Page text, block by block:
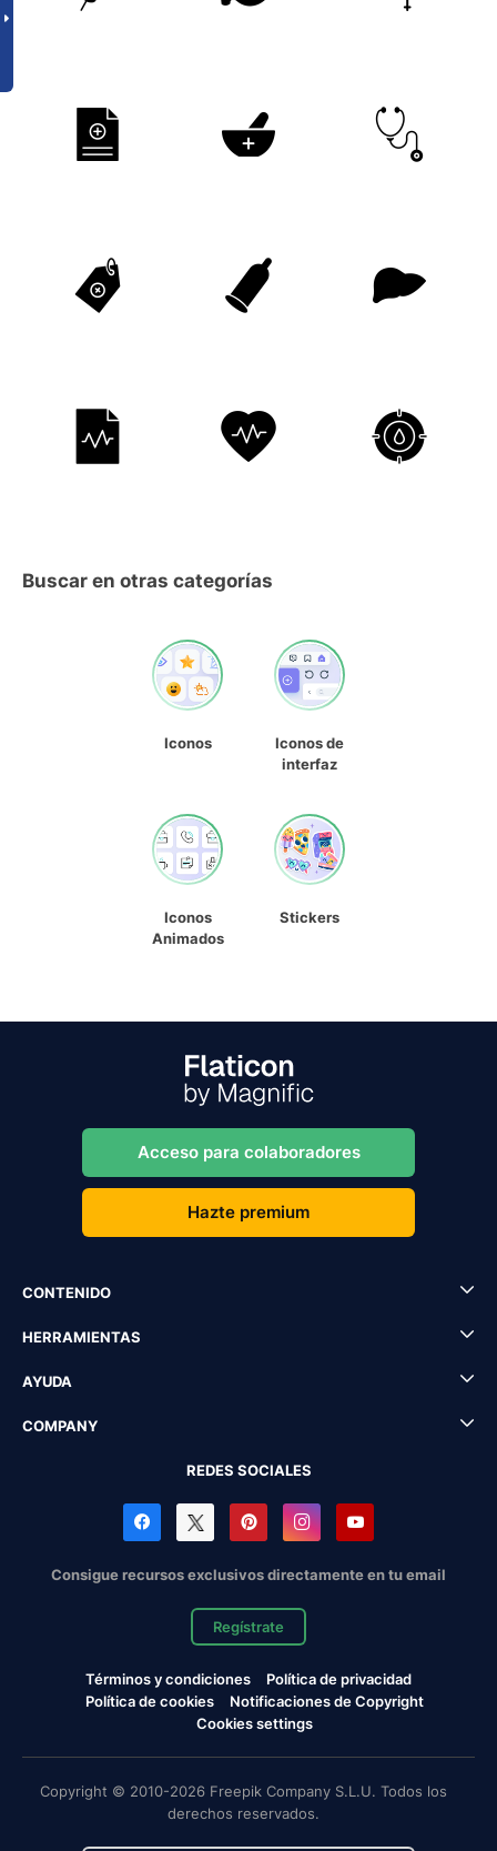
Buscar en otras categorías
Iconos
Iconos de
interfaz
Iconos
Animados
Stickers
Acceso para colaboradores
Hazte premium
CONTENIDO
HERRAMIENTAS
AYUDA
COMPANY
REDES SOCIALES
Consigue recursos exclusivos directamente en tu email
Regístrate
Términos y condiciones
Política de privacidad
Política de cookies
Notificaciones de Copyright
Cookies settings
Copyright © 2010-2026 Freepik Company S.L.U. Todos los
derechos reservados.